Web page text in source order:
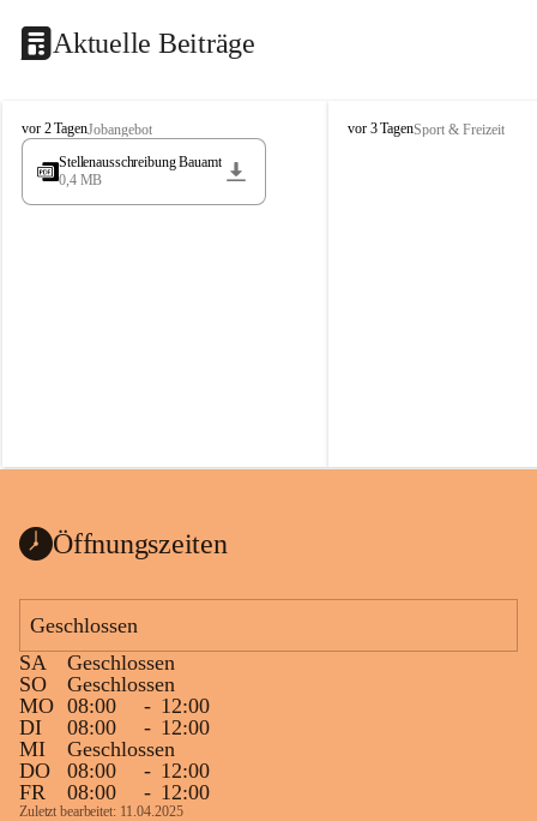
Aktuelle Beiträge
S
t
s
vor 2 TagenJobangebot
Stellenausschreibung Bauamt
0,4 MB
S
vor 3 TagenSport & Freizeit
Öffnungszeiten
Geschlossen
SA
Geschlossen
SO
Geschlossen
MO 08:00 - 12:00
DI
08:00 - 12:00
MI
Geschlossen
DO
08:00 - 12:00
FR
08:00 - 12:00
Zuletzt bearbeitet: 11.04.2025